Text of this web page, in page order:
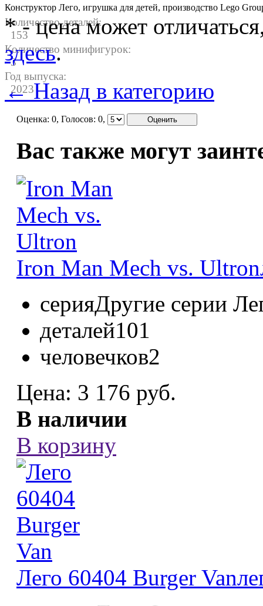
Количество деталей:
153
Количество минифигурок:
3
Год выпуска:
2023
Конструктор Лего, игрушка для детей, производство Lego
* - цена может
здесь.
← Назад в категорию
Оценка: 0, Голосов: 0,
Вас также могут
Iron Man Mech vs. Ultron
серияДругие серии
деталей101
человечков2
Цена: 3 176 руб.
В наличии
В корзину
Лего 60404 Burger Van